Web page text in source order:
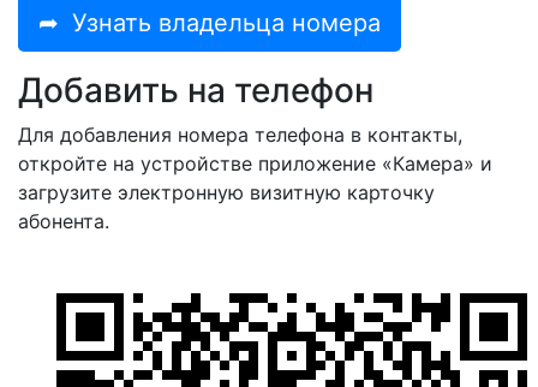
➦ Узнать владельца номера
Добавить на телефон
Для добавления номера телефона в контакты,
откройте на устройстве приложение «Камера» и
загрузите электронную визитную карточку
абонента.